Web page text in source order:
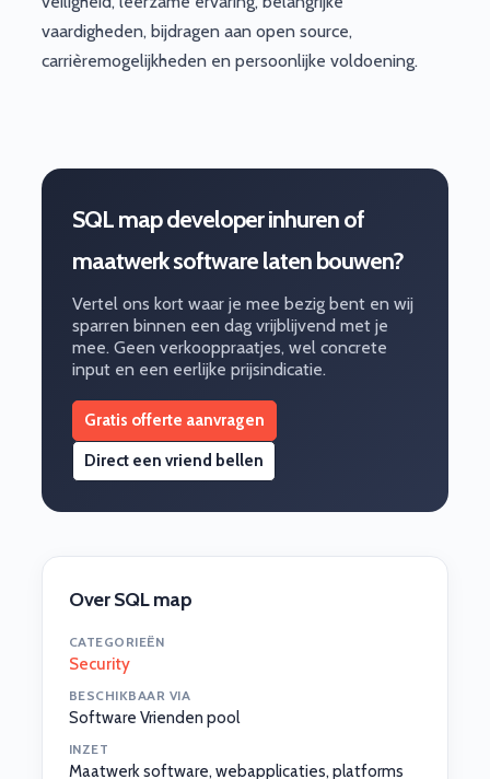
vaardigheden, bijdragen aan open source,
carrièremogelijkheden en persoonlijke voldoening.
SQL map developer inhuren of
maatwerk software laten bouwen?
Vertel ons kort waar je mee bezig bent en wij
sparren binnen een dag vrijblijvend met je
mee. Geen verkooppraatjes, wel concrete
input en een eerlijke prijsindicatie.
Gratis offerte aanvragen
Direct een vriend bellen
Over SQL map
CATEGORIEËN
Security
BESCHIKBAAR VIA
Software Vrienden pool
INZET
Maatwerk software, webapplicaties, platforms